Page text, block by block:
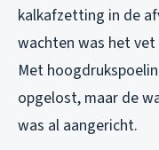
kalkafzetting in de
wachten was het
Met
opgelost, maar de
was al aangericht.